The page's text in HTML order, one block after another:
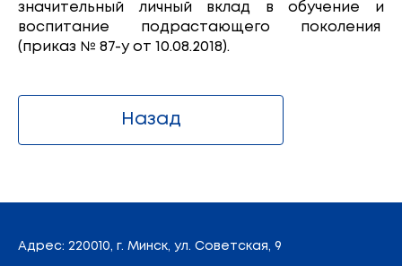
значительный личный вклад в обучение и
воспитание подрастающего поколения
(приказ № 87-у от 10.08.2018).
Назад
Адрес: 220010, г. Минск, ул. Советская, 9